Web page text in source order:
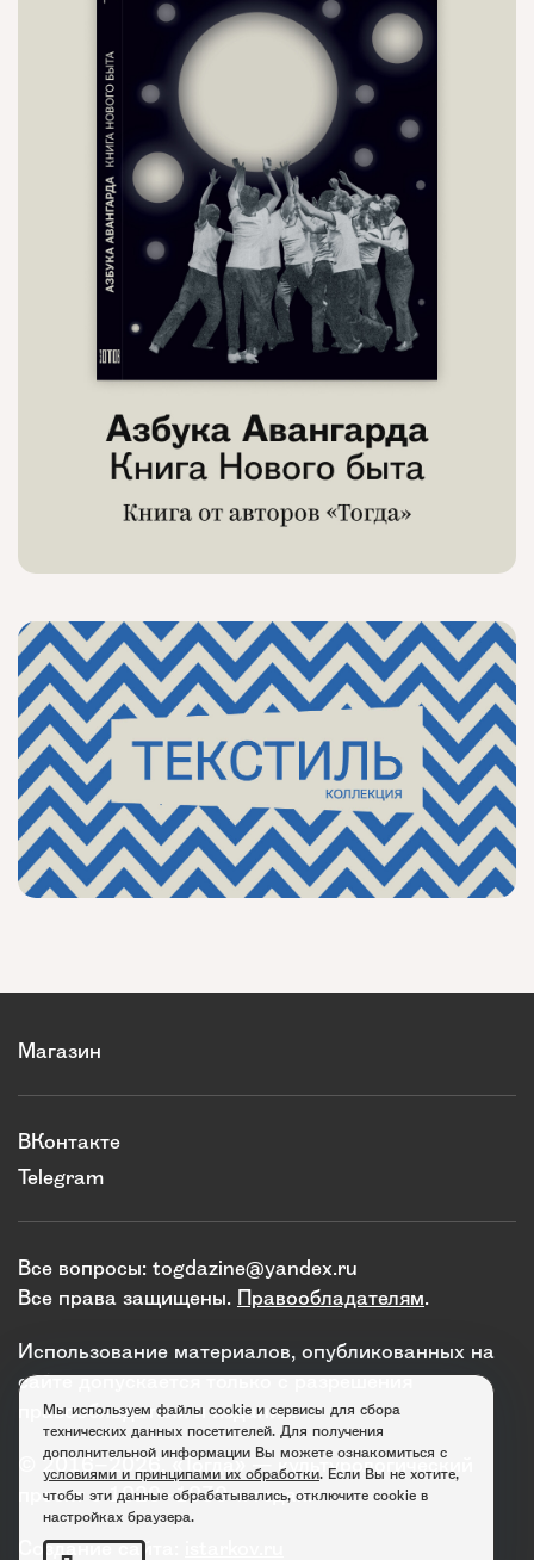
Магазин
ВКонтакте
Telegram
Все вопросы: togdazine@yandex.ru
Все права защищены. Правообладателям.
Использование материалов, опубликованных на
сайте допускается только с разрешения
правообладателя и издания.
© 2016–2026. «Тогда» — культурологический
проект о 1920–1930-х годах.
Создание сайта:
Мы используем файлы cookie и сервисы для сбора
технических данных посетителей. Для получения
дополнительной информации Вы можете ознакомиться с
условиями и принципами их обработки. Если Вы не хотите,
чтобы эти данные обрабатывались, отключите cookie в
настройках браузера.